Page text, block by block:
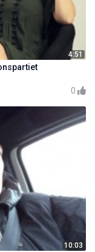
4:51
0
10:03